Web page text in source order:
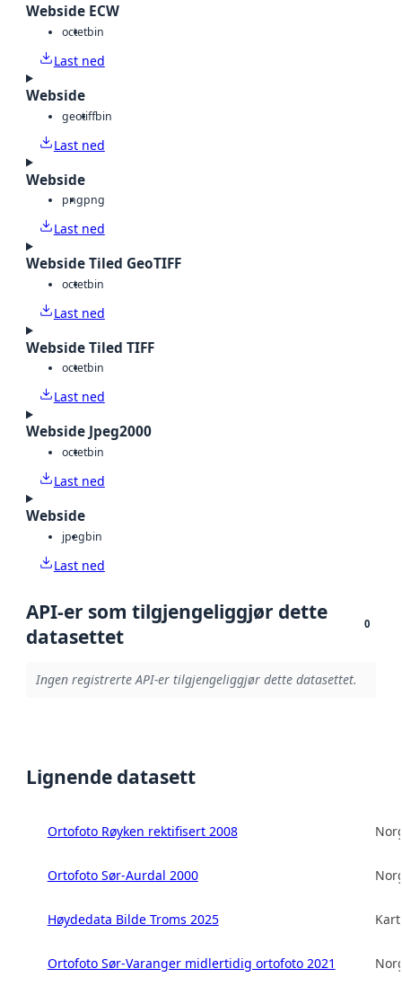
Webside ECW
octetbin
Last ned
Webside
geotiffbin
Last ned
Webside
pngpng
Last ned
Webside Tiled GeoTIFF
octetbin
Last ned
Webside Tiled TIFF
octetbin
Last ned
Webside Jpeg2000
octetbin
Last ned
Webside
jpegbin
Last ned
API-er som tilgjengeliggjør dette
datasettet
0
Ingen registrerte API-er tilgjengeliggjør dette datasettet.
Lignende datasett
Ortofoto Røyken rektifisert 2008
Ortofoto Sør-Aurdal 2000
Høydedata Bilde Troms 2025
Ortofoto Sør-Varanger midlertidig ortofoto 2021